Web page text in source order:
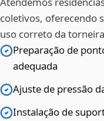
coletivos, oferecendo
uso correto da
Preparação de
adequada
Ajuste de pressão
Instalação de